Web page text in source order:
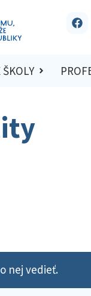
ŠKOLY
nej vedieť.